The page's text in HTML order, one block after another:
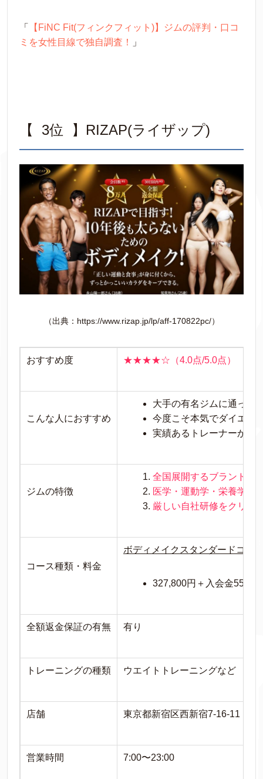
「
【FiNC Fit(フィンクフィット)】ジムの評判・口コ
ミを女性目線で独自調査！
」
【 3位 】RIZAP(ライザップ)
（出典：https://www.rizap.jp/lp/aff-170822pc/）
おすすめ度 ★★★★☆（4.0点/5.0点）
こんな人におすすめ
大手の有名ジムに通って
今度こそ本気でダイエッ
実績あるトレーナーから
ジムの特徴
全国展開するブランド
医学・運動学・栄養学・
厳しい自社研修をクリア
コース種類・料金
ボディメイクスタンダードコー
327,800円＋入会金
全額返金保証の有無 有り
トレーニングの種類 ウエイトトレーニングなど
店舗 東京都新宿区西新宿7-16-11
営業時間 7:00〜23:00